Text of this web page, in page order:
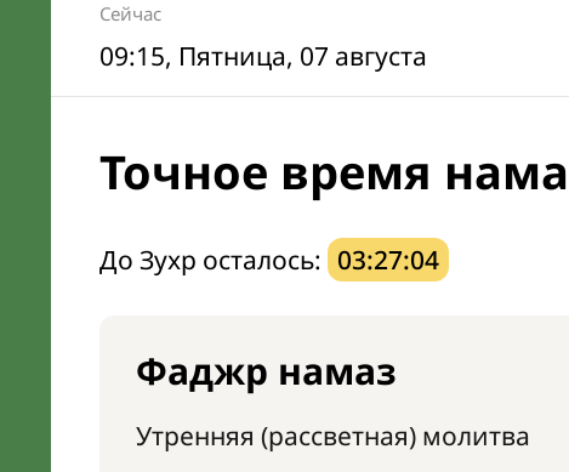
Сейчас
09:15, Пятница, 07 августа
Точное время
До Зухр осталось: 03:27:03
Фаджр намаз
Утренняя (рассветная) молитва